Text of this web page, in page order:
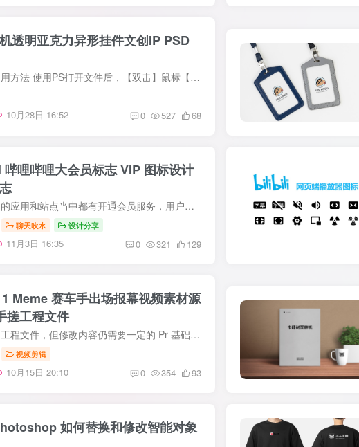
透明亚克力异形挂件文创IP PSD
效果预览 使用方法 使用PS打开文件后，【双击】鼠标【左键】打开内容替换图层，将里面的图片或文字替换为所需的内容。 替换好之后，点击【Ctrl+S】或点击左上角【文件】-【储存】来保存替换图层...
10月28日 16:52 0 527 68
哩哔哩大会员标志 VIP 图标设计
前言 在很多的应用和站点当中都有开通会员服务，用户开通会员不单只得到了尊享服务，还有一些好看的VIP图标来彰显身份。对于本站来说也是如此，本站的会员功能也提供了不同的服务内容，这也是本...
聊天吹水 设计分享
11月3日 16:35 0 321 129
Meme 赛车手出场报幕视频素材源
搓工程文件
前言 虽然是工程文件，但修改内容仍需要一定的 Pr 基础。保存的源文件使用的 Pr 版本号为 25.0.0，工程文件只能此版本或更高版本才能编辑，低版本是无法编辑高版本保存的文件的。本站内发布有 P...
视频剪辑
10月15日 20:10 0 354 93
如何替换和修改智能对象